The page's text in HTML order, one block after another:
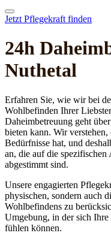
Jetzt Pflegekraft finden
24h
Nuthetal
Erfahren Sie, wie wir bei
Wohlbefinden Ihrer
Daheimbetreuung geht
bieten kann. Wir
Bedürfnisse hat, und
an, die auf die
abgestimmt sind.
Unsere engagierten
physischen, sondern auch
Wohlbefindens zu
Umgebung, in der sich
fühlen können.